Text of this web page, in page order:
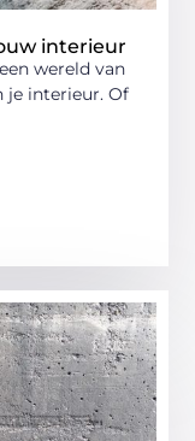
interieur
wereld van
je interieur. Of